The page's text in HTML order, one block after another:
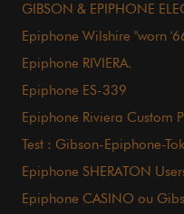
GIBSON & EPIPHONE
Epiphone Wilshire "worn
Epiphone RIVIERA.
Epiphone ES-339
Epiphone Riviera Custom
Test : Gibson-Epiphone-
Epiphone SHERATON
Epiphone CASINO ou